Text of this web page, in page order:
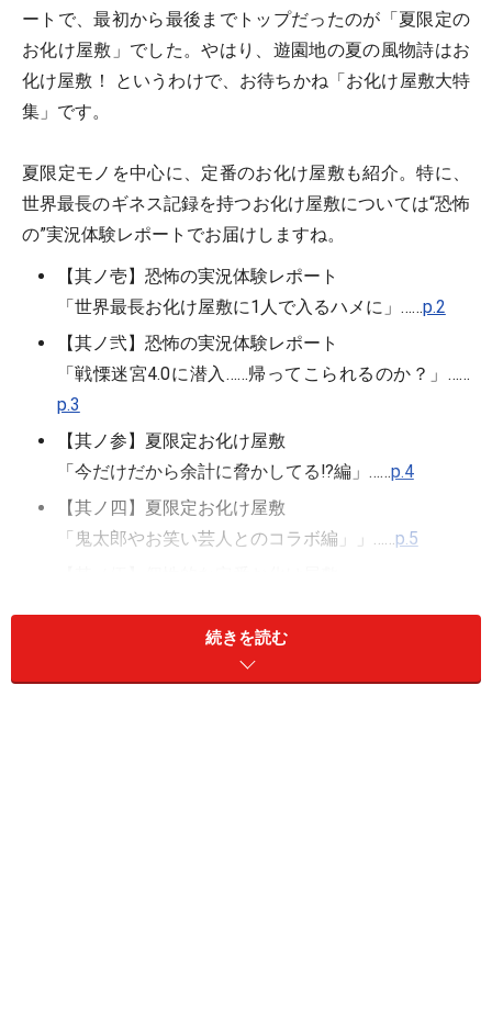
ートで、最初から最後までトップだったのが「夏限定の
お化け屋敷」でした。やはり、遊園地の夏の風物詩はお
化け屋敷！ というわけで、お待ちかね「お化け屋敷大特
集」です。
夏限定モノを中心に、定番のお化け屋敷も紹介。特に、
世界最長のギネス記録を持つお化け屋敷については“恐怖
の”実況体験レポートでお届けしますね。
【其ノ壱】恐怖の実況体験レポート
「世界最長お化け屋敷に1人で入るハメに」……p.2
【其ノ弐】恐怖の実況体験レポート
「戦慄迷宮4.0に潜入……帰ってこられるのか？」……
p.3
【其ノ参】夏限定お化け屋敷
「今だけだから余計に脅かしてる!?編」……p.4
【其ノ四】夏限定お化け屋敷
「鬼太郎やお笑い芸人とのコラボ編」」……p.5
なお、各お化け屋敷のデータの意味は次のとおりです。
続きを読む